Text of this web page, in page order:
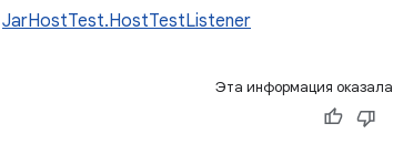
JarHostTest.HostTestListener
Эта информация